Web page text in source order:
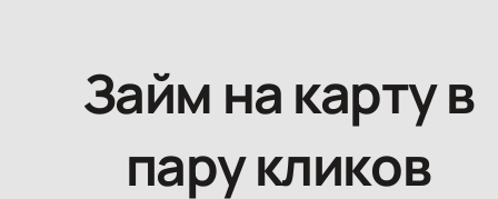
Займ на карту в
пару кликов